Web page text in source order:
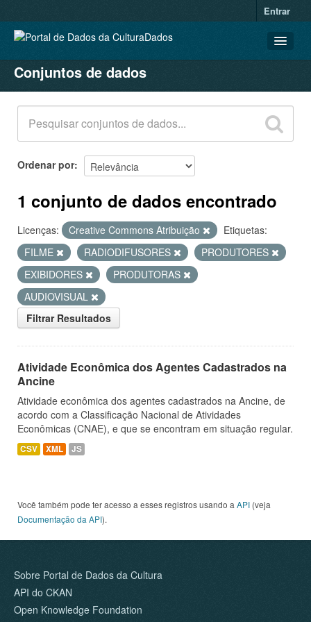
Entrar
CONJUNTOS DE DADOS
ORGANIZAÇÕES
GRUPOS
SOBRE
Conjuntos de dados
Ordenar por
1 conjunto de dados encontrado
Licenças: Creative Commons Atribuição
Etiquetas:
FILME
RADIODIFUSORES
PRODUTORES
EXIBIDORES
PRODUTORAS
AUDIOVISUAL
Filtrar Resultados
Atividade Econômica dos Agentes Cadastrados na
Ancine
Atividade econômica dos agentes cadastrados na Ancine, de
acordo com a Classificação Nacional de Atividades
Econômicas (CNAE), e que se encontram em situação regular.
CSV XML JS
Você também pode ter acesso a esses registros usando a API (veja
Documentação da API).
Sobre Portal de Dados da Cultura
API do CKAN
Open Knowledge Foundation